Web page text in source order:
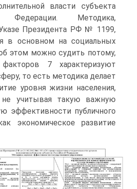
власти субъекта
Федерации. Методика,
Президента РФ № 1199,
в основном на социальных
об этом можно судить потому,
7 характеризуют
то есть методика делает
уровня жизни населения,
не учитывая такую важ­ную
эффективности публичного
экономическое развитие